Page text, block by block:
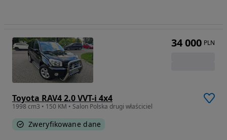
Toyota RAV4 2.0 VVT-i 4x4
1998 cm3 • 150 KM • Salon Polska drugi właściciel
Zweryfikowane dane
34 000 PLN